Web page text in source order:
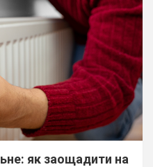
як заощадити на